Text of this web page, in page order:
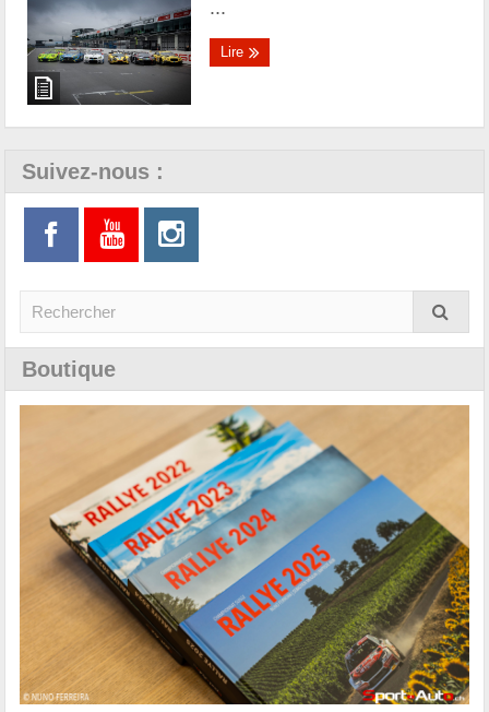
...
Lire
Suivez-nous :
Boutique